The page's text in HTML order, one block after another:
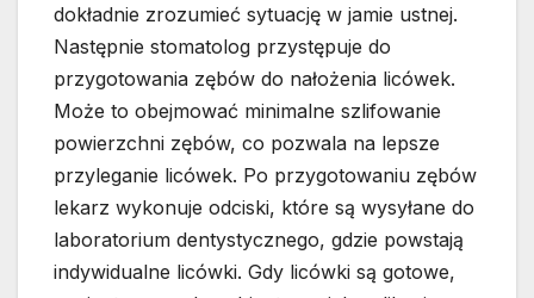
dokładnie zrozumieć sytuację w jamie ustnej.
Następnie stomatolog przystępuje do
przygotowania zębów do nałożenia licówek.
Może to obejmować minimalne szlifowanie
powierzchni zębów, co pozwala na lepsze
przyleganie licówek. Po przygotowaniu zębów
lekarz wykonuje odciski, które są wysyłane do
laboratorium dentystycznego, gdzie powstają
indywidualne licówki. Gdy licówki są gotowe,